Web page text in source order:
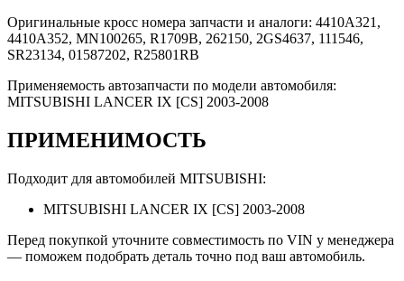
Оригинальные кросс номера запчасти и аналоги: 4410A321,
4410A352, MN100265, R1709B, 262150, 2GS4637, 111546,
SR23134, 01587202, R25801RB
Применяемость автозапчасти по модели автомобиля:
MITSUBISHI LANCER IX [CS] 2003-2008
ПРИМЕНИМОСТЬ
Подходит для автомобилей MITSUBISHI:
MITSUBISHI LANCER IX [CS] 2003-2008
Перед покупкой уточните совместимость по VIN у менеджера
— поможем подобрать деталь точно под ваш автомобиль.